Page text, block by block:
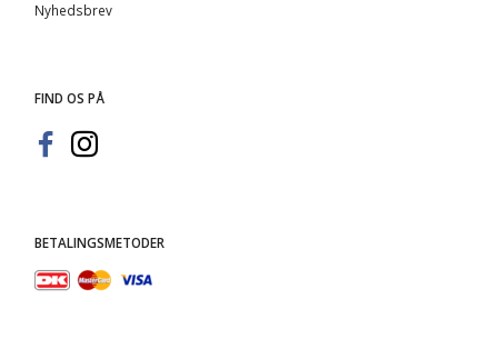
Nyhedsbrev
FIND OS PÅ
BETALINGSMETODER